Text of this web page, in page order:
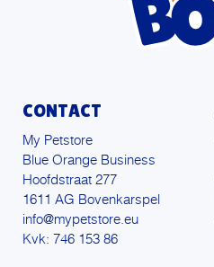
CONTACT
My Petstore
Blue Orange Business
Hoofdstraat 277
1611 AG Bovenkarspel
info@mypetstore.eu
Kvk: 746 153 86